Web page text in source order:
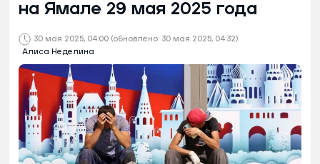
30 мая 2025, 04:00 (обновлено: 30 мая 2025, 04:32)
Алиса Неделина
на Ямале 29 мая 2025 года